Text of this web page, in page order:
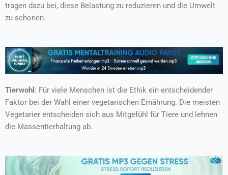
tragen dazu bei, diese Belastung zu reduzieren und die Umwelt
zu schonen.
Tierwohl : Für viele Menschen ist die Ethik ein entscheidender
Faktor bei der Wahl einer vegetarischen Ernährung. Die meisten
Vegetarier entscheiden sich aus Mitgefühl für Tiere und lehnen
die Massentierhaltung ab.